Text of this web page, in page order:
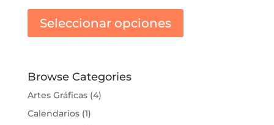
Seleccionar opciones
Browse Categories
Artes Gráficas(4)
Calendarios(1)